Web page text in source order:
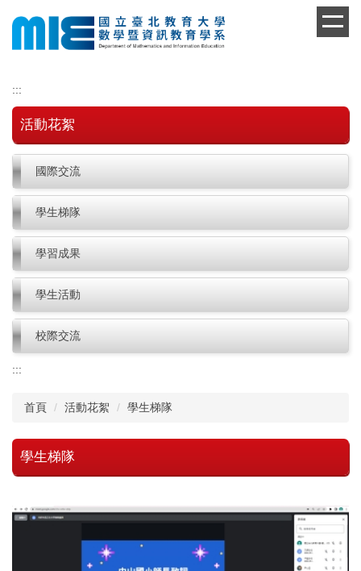
到
容
區
:::
活動花絮
國際交流
學生梯隊
學習成果
學生活動
校際交流
:::
首頁 活動花絮 學生梯隊
學生梯隊